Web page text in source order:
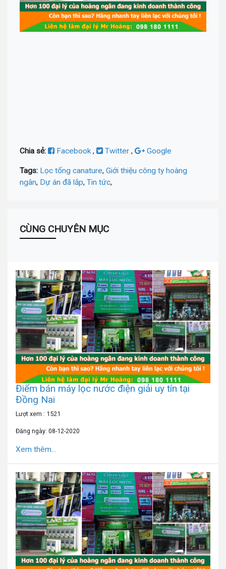
Chia sẻ: Facebook, Twitter , Google
Tags: Lọc tổng canature, Giới thiệu công ty hoàng
ngân, Dự án đã lắp, Tin tức,
CÙNG CHUYÊN MỤC
Điểm bán máy lọc nước điện giải uy tín tại
Đồng Nai
Lượt xem : 1521
Đăng ngày: 08-12-2020
Xem thêm...